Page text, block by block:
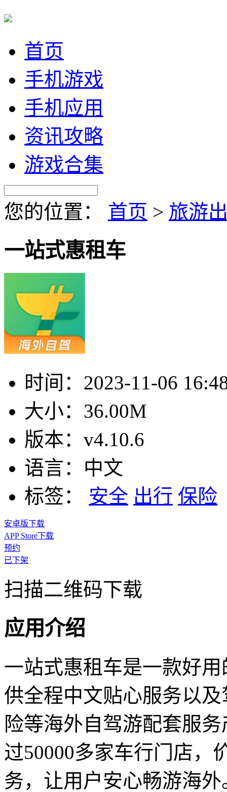
首页
手机游戏
手机应用
资讯攻略
游戏合集
您的位置： 首页 > 旅游
一站式惠租车
时间： 2023-11-06
大小： 36.00M
版本： v4.10.6
语言： 中文
标签：
安全 出行 保险
安卓版下载
APP Store下载
预约
已下架
扫描二维码下载
应用介绍
一站式惠租车是一款好
供全程中文贴心服务以
险等海外自驾游配套服
过50000多家车行门店，
务，让用户安心畅游海外